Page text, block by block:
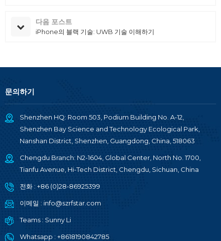
다음 포스트
iPhone의 블랙 기술: UWB 기술 이해하기
문의하기
Shenzhen HQ: Room 503, Podium Building No. A-12,
Shenzhen Bay Science and Technology Ecological Park,
Nanshan District, Shenzhen, Guangdong, China, 518063
Chengdu Branch: N2-1604, Global Center, North No. 1700,
Tianfu Avenue, Hi-Tech District, Chengdu, Sichuan, China
전화 : +86 (0)28-86925399
이메일 : info@szrfstar.com
Teams : Sunny Li
Whatsapp : +8618190842785